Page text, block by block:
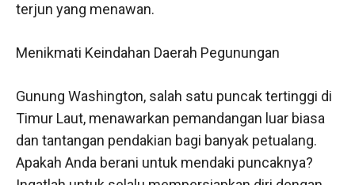
terjun yang menawan.
Menikmati Keindahan Daerah Pegunungan
Gunung Washington, salah satu puncak tertinggi di
Timur Laut, menawarkan pemandangan luar biasa
dan tantangan pendakian bagi banyak petualang.
Apakah Anda berani untuk mendaki puncaknya?